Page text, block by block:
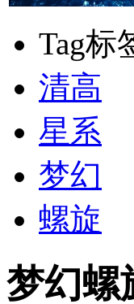
Tag标
清高
星系
梦幻
螺旋
梦幻螺